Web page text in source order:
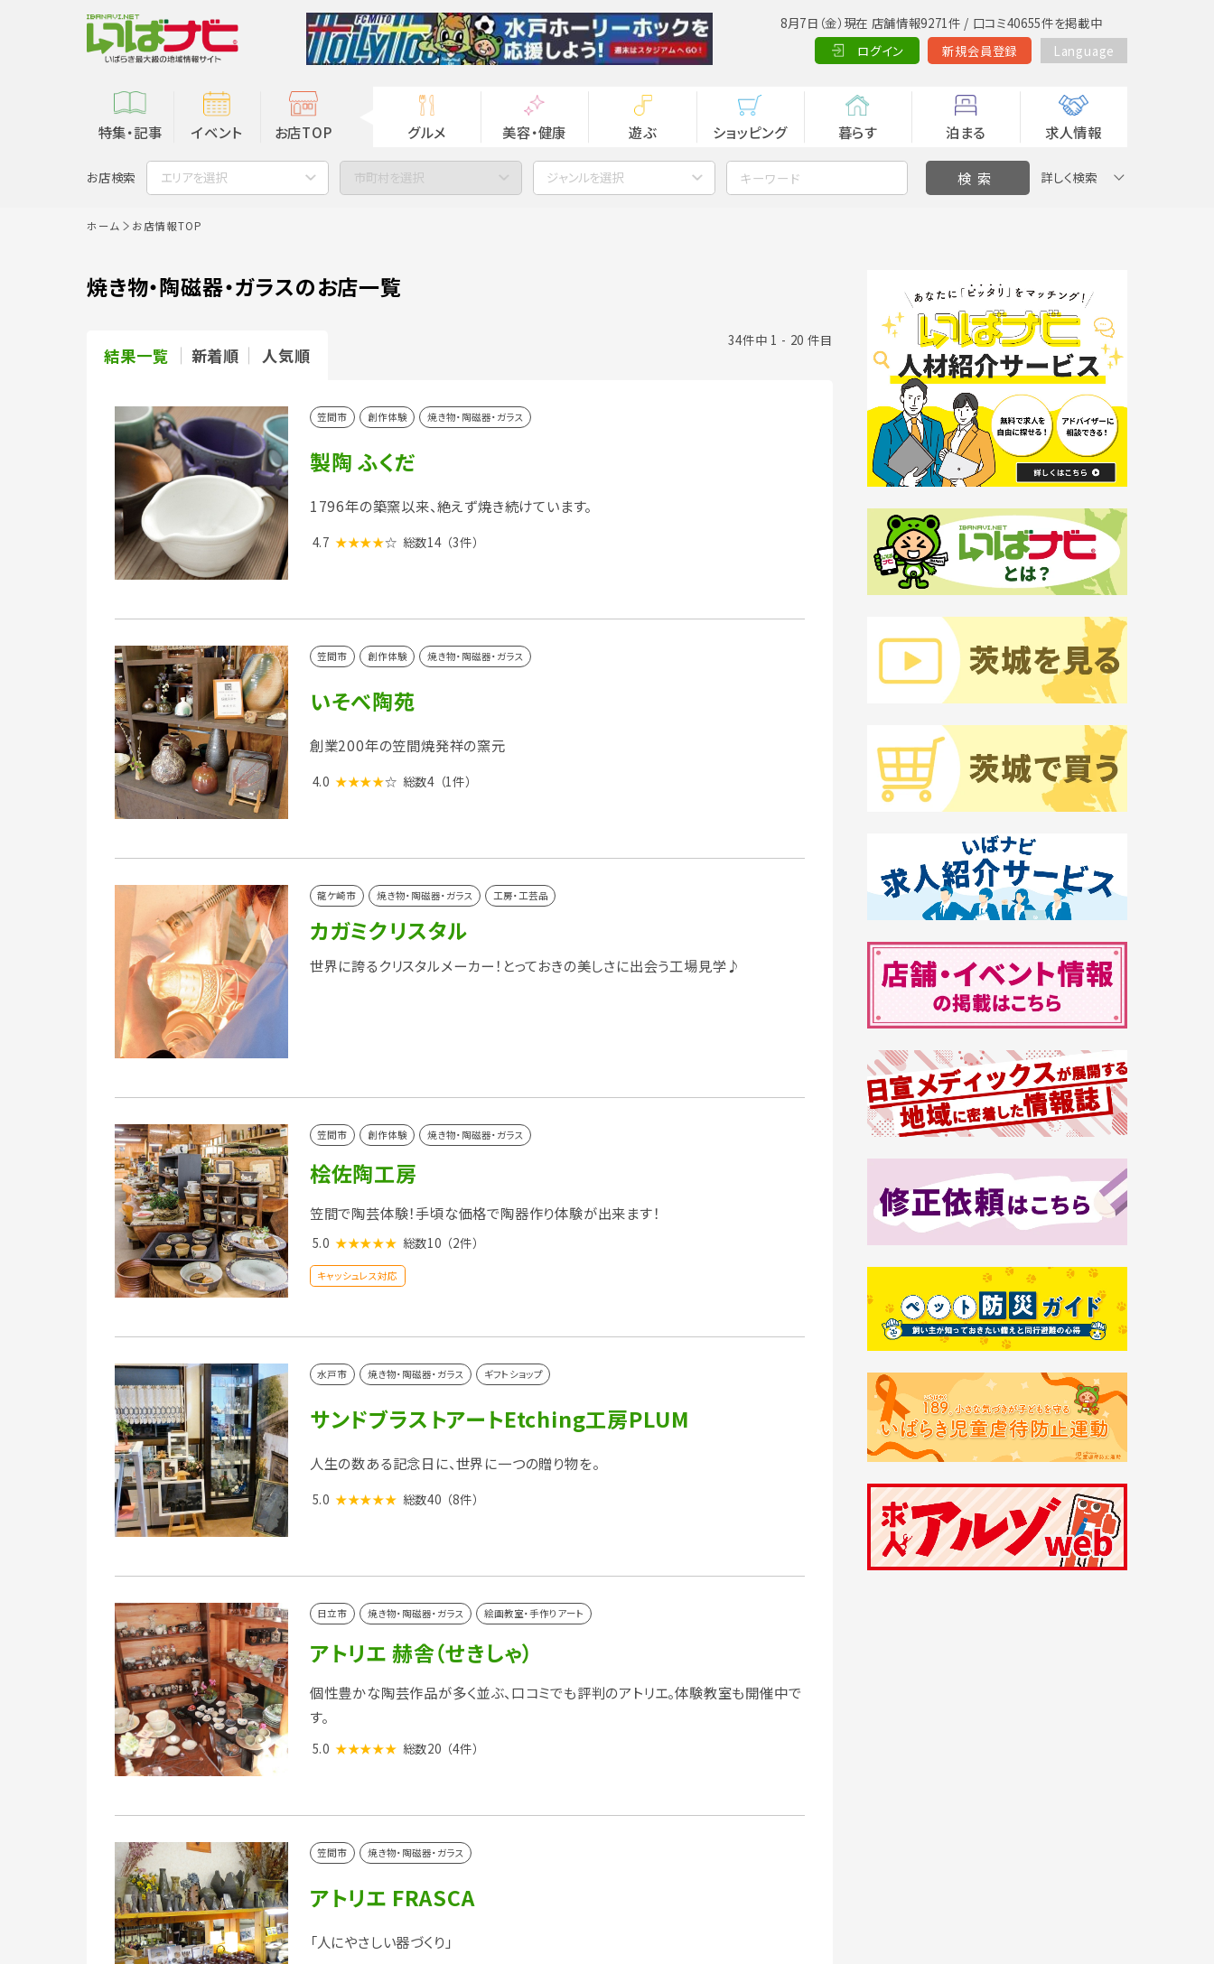
8月7日（金）現在 店舗情報9271件 / 口コミ40655件を掲載中
ログイン
新規会員登録 Language
特集・記事 イベント お店TOP グルメ 美容・健康 遊ぶ ショッピング 暮らす 泊まる 求人情報
お店検索 エリアを選択 市町村を選択 ジャンルを選択 詳しく検索
ホーム お店情報TOP
焼き物・陶磁器・ガラスのお店一覧
結果一覧 新着順 人気順
34件中 1 - 20 件目
笠間市 創作体験 焼き物・陶磁器・ガラス
製陶 ふくだ
1796年の築窯以来、絶えず焼き続けています。
4.7 ★★★★☆ 総数14 （3件）
笠間市 創作体験 焼き物・陶磁器・ガラス
いそべ陶苑
創業200年の笠間焼発祥の窯元
4.0 ★★★★☆ 総数4 （1件）
龍ケ崎市 焼き物・陶磁器・ガラス 工房・工芸品
カガミクリスタル
世界に誇るクリスタルメーカー！とっておきの美しさに出会う工場見学♪
笠間市 創作体験 焼き物・陶磁器・ガラス
桧佐陶工房
笠間で陶芸体験！手頃な価格で陶器作り体験が出来ます！
5.0 ★★★★★ 総数10 （2件）
キャッシュレス対応
水戸市 焼き物・陶磁器・ガラス ギフトショップ
サンドブラストアートEtching工房PLUM
人生の数ある記念日に、世界に一つの贈り物を。
5.0 ★★★★★ 総数40 （8件）
日立市 焼き物・陶磁器・ガラス 絵画教室・手作りアート
アトリエ 赫舎（せきしゃ）
個性豊かな陶芸作品が多く並ぶ、口コミでも評判のアトリエ。体験教室も開催中で
す。
5.0 ★★★★★ 総数20 （4件）
笠間市 焼き物・陶磁器・ガラス
アトリエ FRASCA
「人にやさしい器づくり」